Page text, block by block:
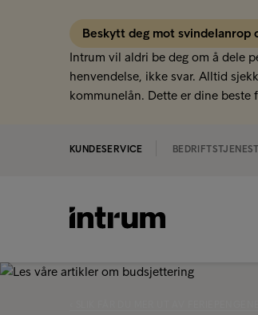
Beskytt deg mot svindelanrop
Intrum vil aldri be deg om å dele
henvendelse, ikke svar. Alltid sjekk
kommunelån. Dette er dine
KUNDESERVICE